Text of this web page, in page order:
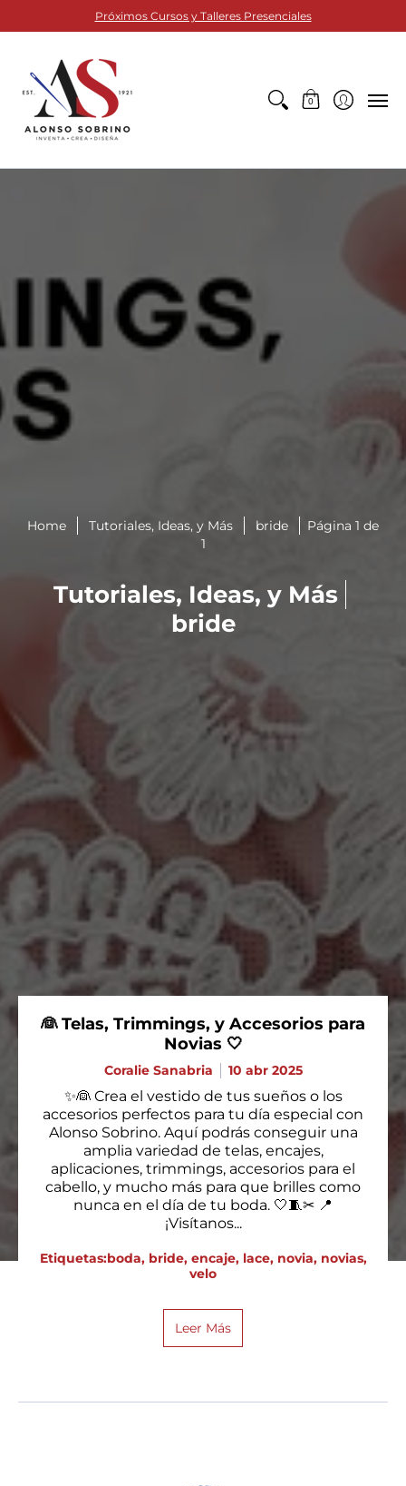
ACCESORIOS DE COSTURA MATERIALES
Próximos Cursos y Talleres Presenciales
0
Home Tutoriales, Ideas, y Más bride
Página 1 de
1
Tutoriales, Ideas, y Más
bride
👰 Telas, Trimmings, y Accesorios para
Novias 🤍
Coralie Sanabria 10 abr 2025
✨👰 Crea el vestido de tus sueños o los
accesorios perfectos para tu día especial con
Alonso Sobrino. Aquí podrás conseguir una
amplia variedad de telas, encajes,
aplicaciones, trimmings, accesorios para el
cabello, y mucho más para que brilles como
nunca en el día de tu boda. 🤍🧵✂ 📍
¡Visítanos...
Etiquetas:boda, bride, encaje, lace, novia, novias,
velo
Leer Más